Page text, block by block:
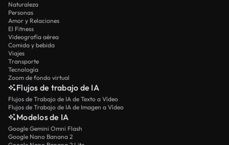
Naturaleza
Personas
Amor y Relaciones
El Fitness
Videografía aérea
Comida y bebida
Viajes
Transporte
Tecnología
Zoom de fondo virtual
Flujos de trabajo de IA
Flujos de Trabajo de IA de Texto a Vídeo
Flujos de Trabajo de IA de Imagen a Vídeo
Modelos de IA
Google Gemini Omni Flash
Google Nano Banana 2